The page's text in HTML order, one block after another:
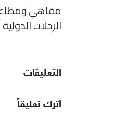
مقاهي ومطاعم
الرحلات
التعليقات
اترك تعليقاً